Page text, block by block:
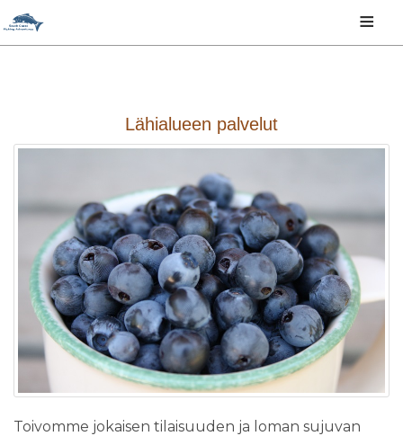
≡
Lähialueen palvelut
Toivomme jokaisen tilaisuuden ja loman sujuvan